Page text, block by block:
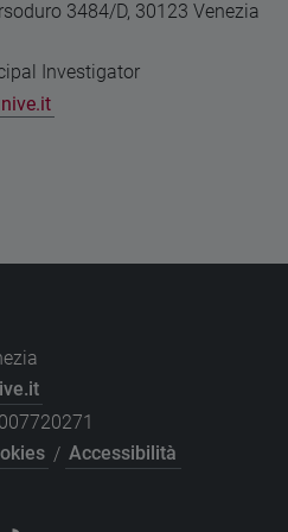
3484/D, 30123 Venezia
Investigator
/ Accessibilità